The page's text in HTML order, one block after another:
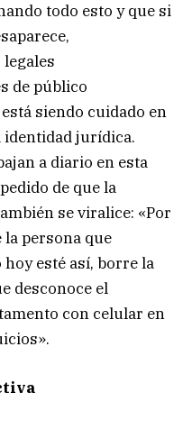
todo esto y que si
de público
siendo cuidado en
identidad jurídica.
a diario en esta
de que la
se viralice: «Por
la persona que
esté así, borre la
desconoce el
con celular en